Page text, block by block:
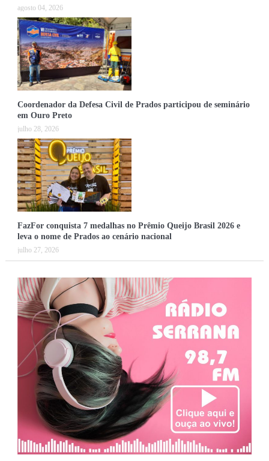
agosto 04, 2026
Coordenador da Defesa Civil de Prados participou de seminário
em Ouro Preto
julho 28, 2026
FazFor conquista 7 medalhas no Prêmio Queijo Brasil 2026 e
leva o nome de Prados ao cenário nacional
julho 27, 2026